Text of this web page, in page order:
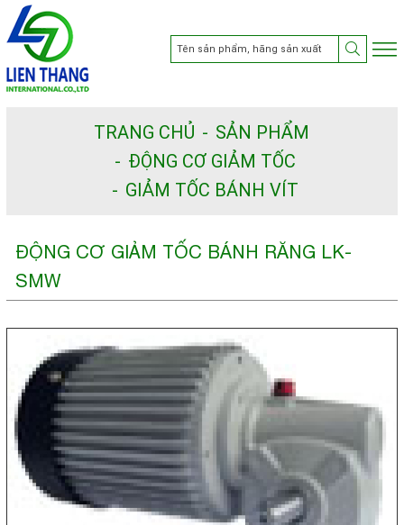
TRANG CHỦ
SẢN PHẨM
ĐỘNG CƠ GIẢM TỐC
GIẢM TỐC BÁNH VÍT
ĐỘNG CƠ GIẢM TỐC BÁNH RĂNG LK-
SMW